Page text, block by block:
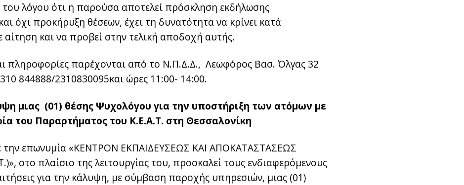
του λόγου ότι η παρούσα αποτελεί πρόσκληση εκδήλωσης
όχι προκήρυξη θέσεων, έχει τη δυνατότητα να κρίνει κατά
και να προβεί στην τελική αποδοχή αυτής.
πληροφορίες παρέχονται από το Ν.Π.Δ.Δ., Λεωφόρος Βασ. Όλγας 32
844888/2310830095και ώρες 11:00- 14:00.
μιας (01) θέσης Ψυχολόγου για την υποστήριξη των ατόμων με
του Παραρτήματος του Κ.Ε.Α.Τ. στη Θεσσαλονίκη
την επωνυμία «ΚΕΝΤΡΟΝ ΕΚΠΑΙΔΕΥΣΕΩΣ ΚΑΙ ΑΠΟΚΑΤΑΣΤΑΣΕΩΣ
στο πλαίσιο της λειτουργίας του, προσκαλεί τους ενδιαφερόμενους
για την κάλυψη, με σύμβαση παροχής υπηρεσιών, μιας (01)